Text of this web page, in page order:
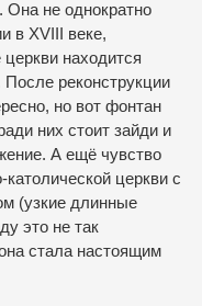
Она не однократно
в XVIII веке,
находится
После реконструкции
но вот фонтан
них стоит зайди и
А ещё чувство
католической церкви с
(узкие длинные
это не так
стала настоящим